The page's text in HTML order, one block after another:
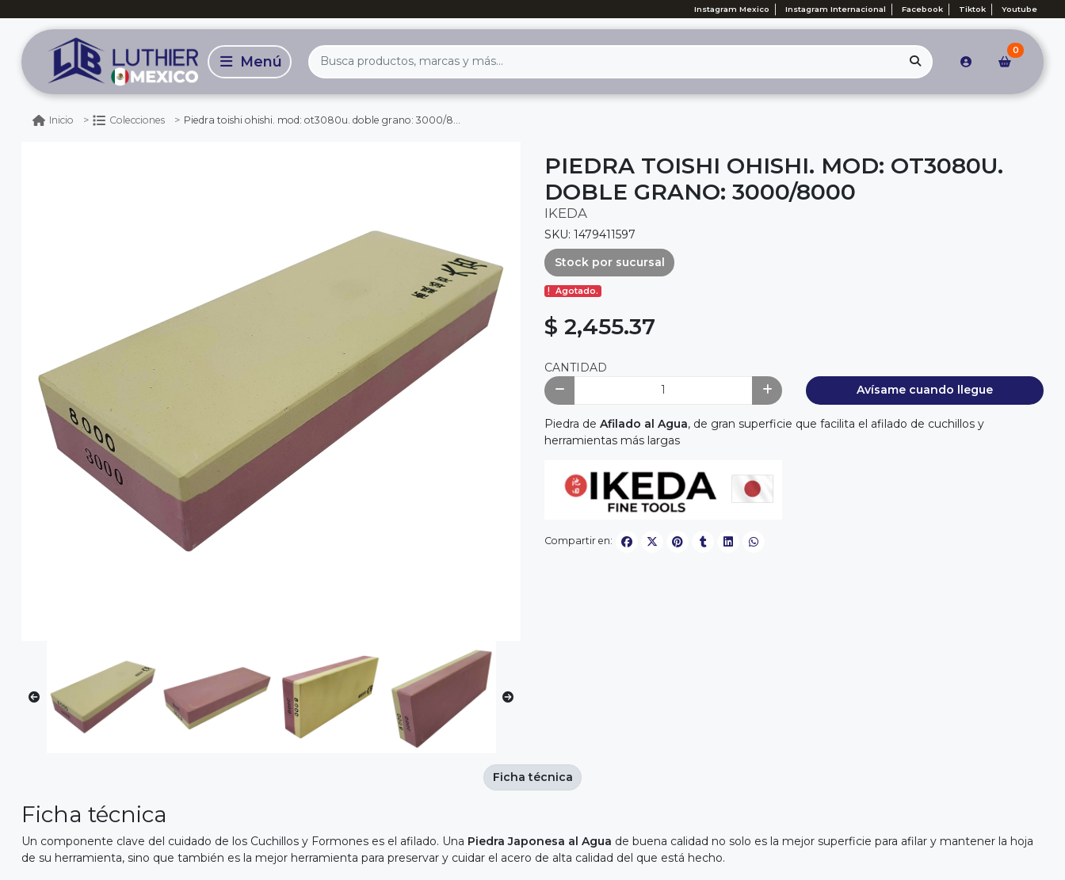
Instagram Mexico Instagram Internacional Facebook Tiktok Youtube
0
Inicio Colecciones Piedra toishi ohishi. mod: ot3080u. doble grano: 3000/8000
PIEDRA TOISHI OHISHI. MOD: OT3080U.
DOBLE GRANO: 3000/8000
IKEDA
SKU: 1479411597
Stock por sucursal
Agotado.
$ 2,455.37
CANTIDAD
Avísame cuando llegue
Piedra de Afilado al Agua, de gran superficie que facilita el afilado de cuchillos y
herramientas más largas
Compartir en:
Ficha técnica
Un componente clave del cuidado de los Cuchillos y Formones es el afilado. Una Piedra Japonesa al Agua de buena calidad no solo es la mejor superficie para afilar y mantener la hoja
de su herramienta, sino que también es la mejor herramienta para preservar y cuidar el acero de alta calidad del que está hecho.
Ficha técnica